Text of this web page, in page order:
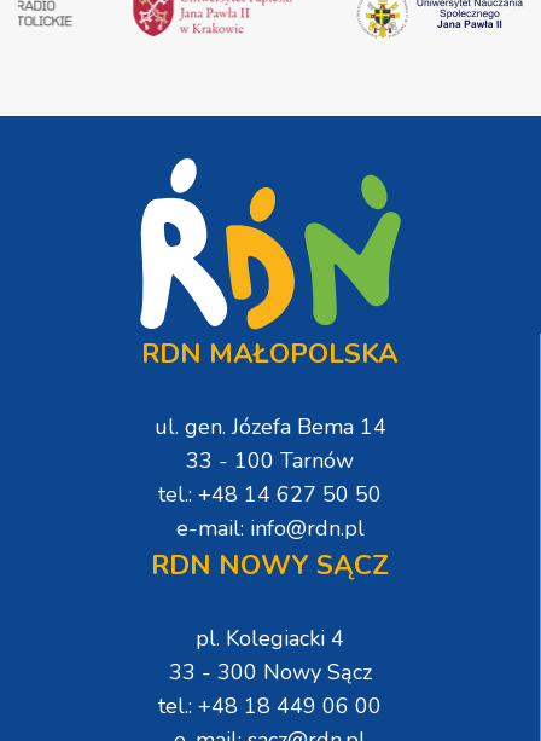
RDN MAŁOPOLSKA
ul. gen. Józefa Bema 14
33 - 100 Tarnów
tel.: +48 14 627 50 50
e-mail: info@rdn.pl
RDN NOWY SĄCZ
pl. Kolegiacki 4
33 - 300 Nowy Sącz
tel.: +48 18 449 06 00